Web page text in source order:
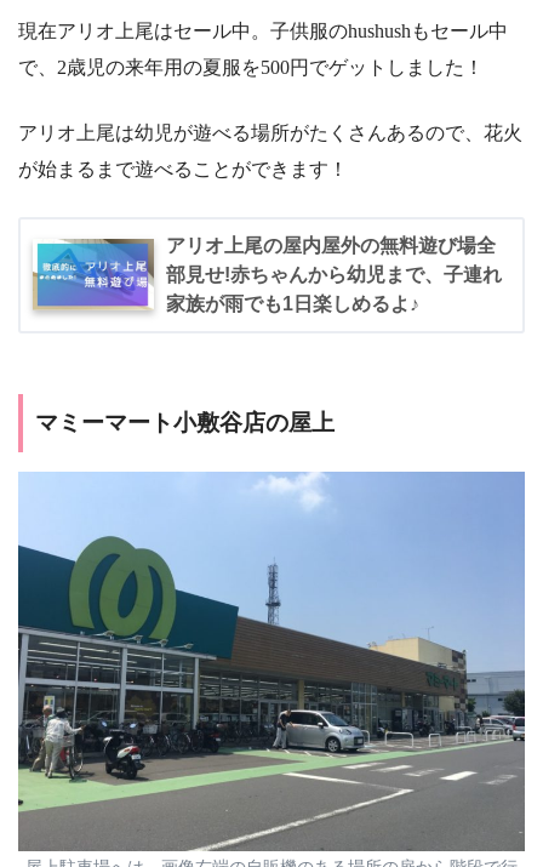
現在アリオ上尾はセール中。子供服のhushushもセール中
で、2歳児の来年用の夏服を500円でゲットしました！
アリオ上尾は幼児が遊べる場所がたくさんあるので、花火
が始まるまで遊べることができます！
アリオ上尾の屋内屋外の無料遊び場全
部見せ!赤ちゃんから幼児まで、子連れ
家族が雨でも1日楽しめるよ♪
マミーマート小敷谷店の屋上